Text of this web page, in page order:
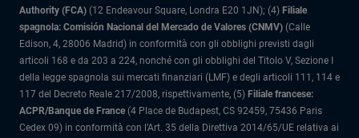
Authority (FCA) (12 Endeavour Square, Londra E20 1JN); (4) Filiale
spagnola: Comisión Nacional del Mercado de Valores (CNMV) (Calle
Edison, 4, 28006 Madrid) in conformità con gli obblighi previsti dagli
articoli 168 e da 203 a 224, nonché con gli obblighi del Titolo V, Sezione I
della legge spagnola sui mercati finanziari (LMF) e degli articoli 111, 114 e
117 del Decreto Reale 217/2008, rispettivamente, (5) Filiale francese:
ACPR/Banque de France (4 Place de Budapest, CS 92459, 75436 Paris
Cedex 09) in conformità con l’Art. 35 della Direttiva 2014/65/UE relativa ai